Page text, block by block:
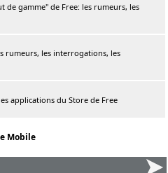
de gamme" de Free: les rumeurs, les
rumeurs, les interrogations, les
applications du Store de Free
Mobile